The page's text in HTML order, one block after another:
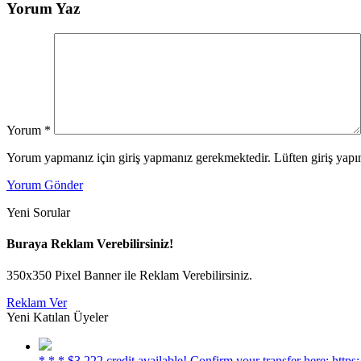
Yorum Yaz
Yorum *
Yorum yapmanız için giriş yapmanız gerekmektedir. Lüften giriş
Yorum Gönder
Yeni Sorular
Buraya Reklam Verebilirsiniz!
350x350 Pixel Banner ile Reklam Verebilirsiniz.
Reklam Ver
Yeni Katılan Üyeler